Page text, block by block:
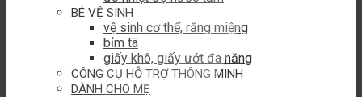
BÉ VỆ SINH
vệ sinh cơ thể, răng miệng
bỉm tã
giấy khô, giấy ướt đa năng
CÔNG CỤ HỖ TRỢ THÔNG MINH
DÀNH CHO MẸ